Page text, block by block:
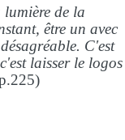
lumière de la
être un avec
C'est
laisser le logos